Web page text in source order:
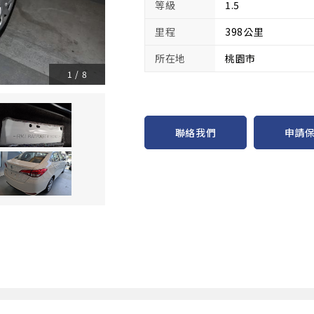
1 / 8
等級
1.5
里程
398公里
所在地
桃園市
聯絡我們 申請